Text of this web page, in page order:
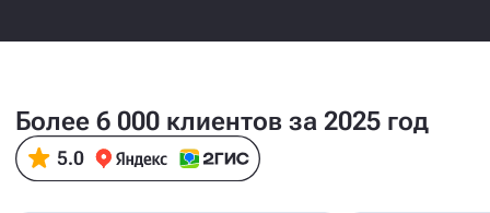
Более 6 000 клиентов за 2025 год